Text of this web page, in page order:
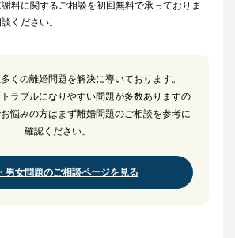
料に関するご相談を初回無料で承っておりま
ください。
くの離婚問題を解決に導いております。
ラブルになりやすい問題が多数ありますの
悩みの方はまず離婚問題のご相談を参考に
確認ください。
男女問題のご相談ページを見る